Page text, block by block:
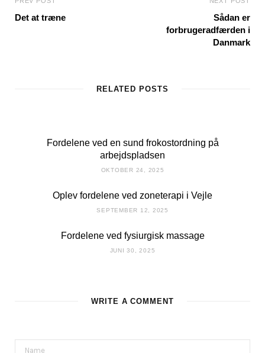
Det at træne
Sådan er
forbrugeradfærden i
Danmark
RELATED POSTS
Fordelene ved en sund frokostordning på
arbejdspladsen
OKTOBER 24, 2025
Oplev fordelene ved zoneterapi i Vejle
SEPTEMBER 12, 2025
Fordelene ved fysiurgisk massage
JUNI 30, 2025
WRITE A COMMENT